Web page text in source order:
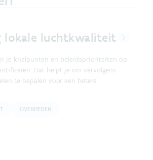
lokale luchtkwaliteit
je knelpunten en beleidsprioriteiten op
Dat helpt je om vervolgens
te bepalen voor een betere
OVERHEDEN